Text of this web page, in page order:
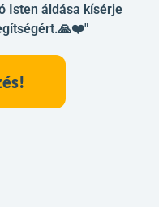
Isten áldása kísérje